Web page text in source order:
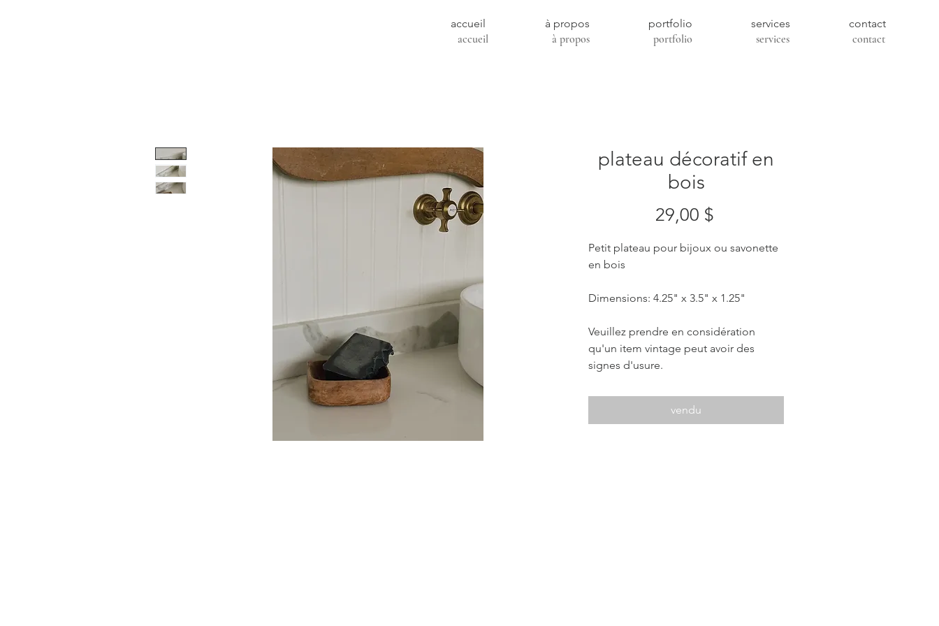
accueil à propos portfolio services contact
plateau décoratif en
bois
29,00 $Prix
Petit plateau pour bijoux ou savonette
en bois
Dimensions: 4.25" x 3.5" x 1.25"
Veuillez prendre en considération
qu'un item vintage peut avoir des
signes d'usure.
vendu
accueil à propos portfolio services contact